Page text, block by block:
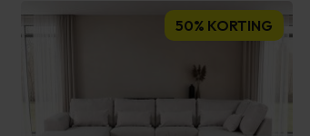
50% KORTING